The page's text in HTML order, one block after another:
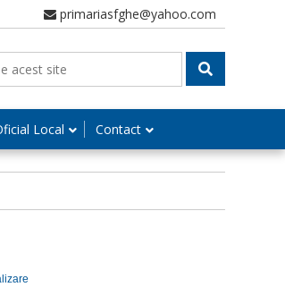
primariasfghe@yahoo.com
Local Contact